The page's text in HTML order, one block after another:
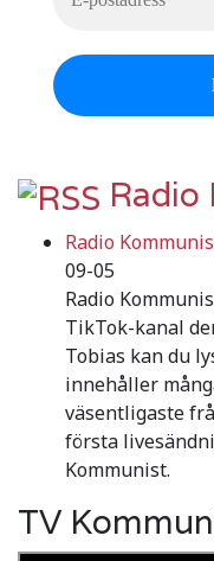
Radio
Radio
09-05
Radio
TikTok-kanal
Tobias kan du
innehåller
väsentligaste
första
Kommunist.
TV